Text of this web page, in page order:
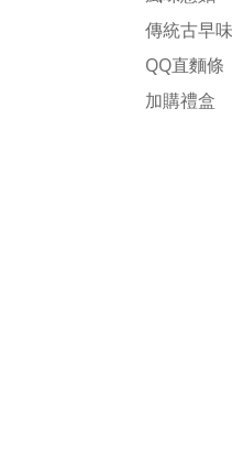
傳統古早味
QQ直麵條
加購禮盒